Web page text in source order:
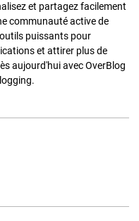
et partagez facilement
communauté active de
puissants pour
et attirer plus de
aujourd'hui avec OverBlog